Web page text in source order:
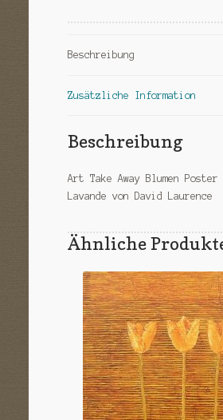
Beschreibung
Zusätzliche Information
Beschreibung
Art Take Away Blumen Poster
Lavande von David Laurence
Ähnliche